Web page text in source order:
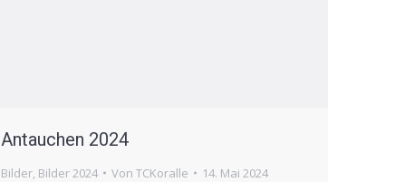
Antauchen 2024
Bilder, Bilder 2024 Von TCKoralle 14. Mai 2024